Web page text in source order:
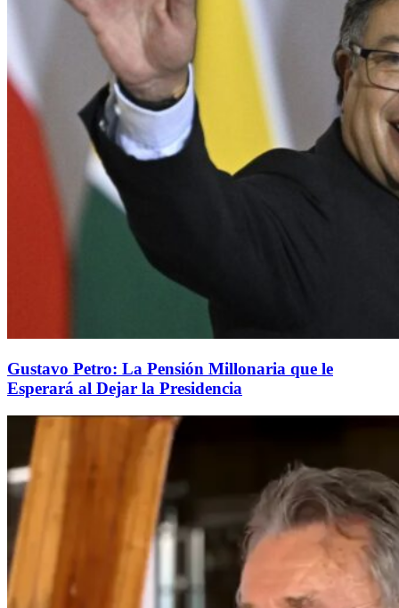
Gustavo Petro: La Pensión Millonaria que le
Esperará al Dejar la Presidencia